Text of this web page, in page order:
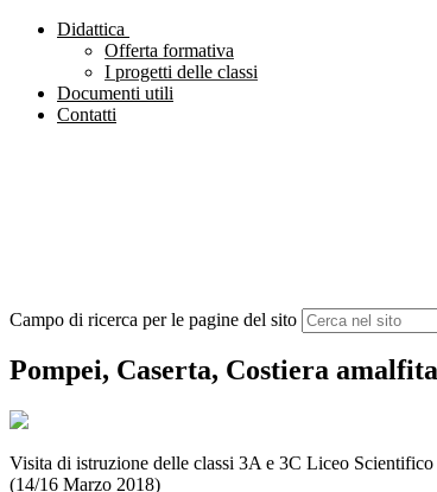
Didattica
Offerta formativa
I progetti delle classi
Documenti utili
Contatti
Campo di ricerca per le pagine del sito
Pompei, Caserta, Costiera
Visita di istruzione delle classi 3A e 3C Liceo Scientifico
(14/16 Marzo 2018)